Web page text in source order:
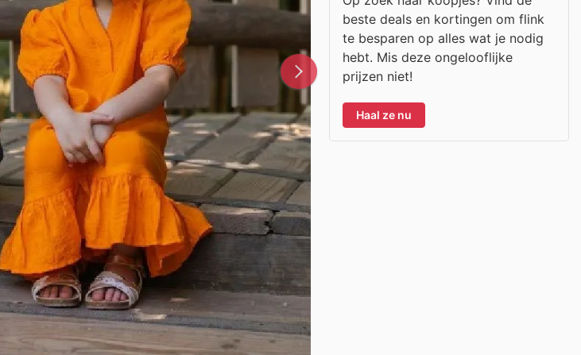
beste deals en kortingen om flink
te besparen op alles wat je nodig
hebt. Mis deze ongelooflijke
prijzen niet!
Haal ze nu